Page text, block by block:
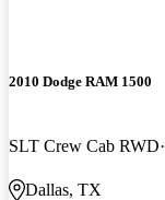
2010 Dodge RAM 1500
SLT Crew Cab RWD
Dallas, TX